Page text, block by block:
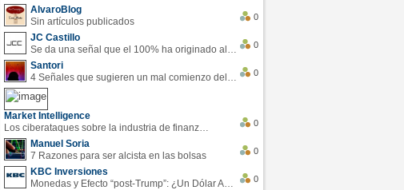
AlvaroBlog
Sin artículos publicados
0
JC Castillo
Se da una señal que el 100% ha originado alzas en las bolsas
0
Santori
4 Señales que sugieren un mal comienzo del 3T de la economía EEUU
0
Market Intelligence
Los ciberataques sobre la industria de finanzas se han duplicado este año
0
Manuel Soria
7 Razones para ser alcista en las bolsas
0
KBC Inversiones
Monedas y Efecto “post-Trump”: ¿Un Dólar Americano operando en rangos?
0